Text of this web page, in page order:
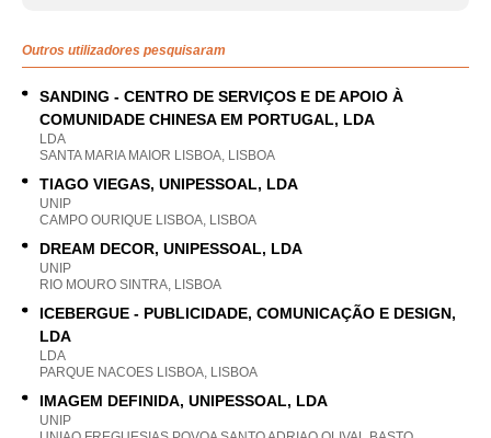
Outros utilizadores pesquisaram
SANDING - CENTRO DE SERVIÇOS E DE APOIO À
COMUNIDADE CHINESA EM PORTUGAL, LDA
LDA
SANTA MARIA MAIOR LISBOA, LISBOA
TIAGO VIEGAS, UNIPESSOAL, LDA
UNIP
CAMPO OURIQUE LISBOA, LISBOA
DREAM DECOR, UNIPESSOAL, LDA
UNIP
RIO MOURO SINTRA, LISBOA
ICEBERGUE - PUBLICIDADE, COMUNICAÇÃO E DESIGN,
LDA
LDA
PARQUE NACOES LISBOA, LISBOA
IMAGEM DEFINIDA, UNIPESSOAL, LDA
UNIP